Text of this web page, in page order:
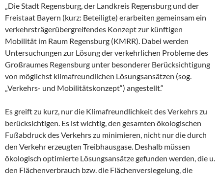
„Die Stadt Regensburg, der Landkreis Regensburg und der
Freistaat Bayern (kurz: Beteiligte) erarbeiten gemeinsam ein
verkehrsträgerübergreifendes Konzept zur künftigen
Mobilität im Raum Regensburg (KMRR). Dabei werden
Untersuchungen zur Lösung der verkehrlichen Probleme des
Großraumes Regensburg unter besonderer Berücksichtigung
von möglichst klimafreundlichen Lösungsansätzen (sog.
„Verkehrs- und Mobilitätskonzept“) angestellt.“
Es greift zu kurz, nur die Klimafreundlichkeit des Verkehrs zu
berücksichtigen. Es ist wichtig, den gesamten ökologischen
Fußabdruck des Verkehrs zu minimieren, nicht nur die durch
den Verkehr erzeugten Treibhausgase. Deshalb müssen
ökologisch optimierte Lösungsansätze gefunden werden, die u.
den Flächenverbrauch bzw. die Flächenversiegelung, die